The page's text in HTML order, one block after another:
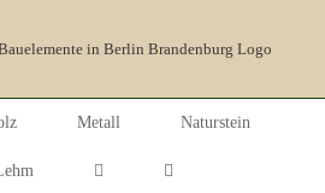
Metall Naturstein